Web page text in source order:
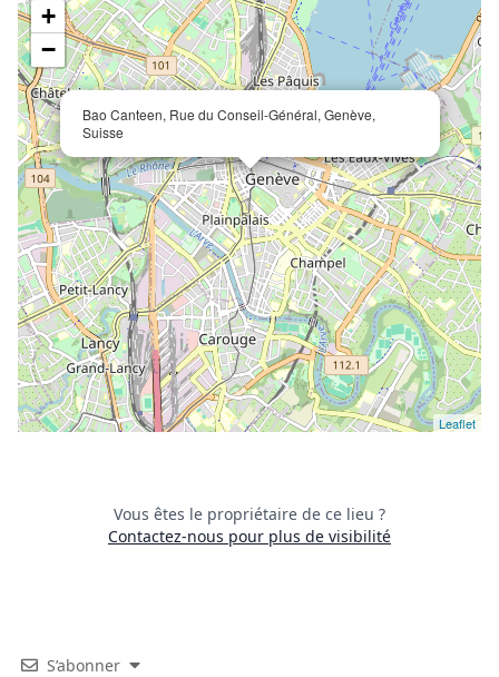
Bao Canteen, Rue du Conseil-Général, Genève,
Suisse
+
−
Leaflet
Vous êtes le propriétaire de ce lieu ?
Contactez-nous pour plus de visibilité
S’abonner